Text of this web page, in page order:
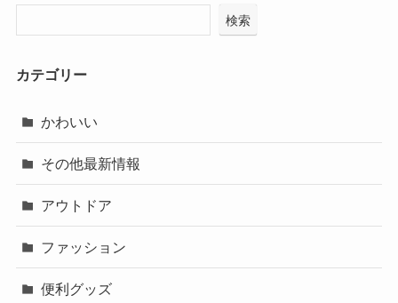
検索
カテゴリー
かわいい
その他最新情報
アウトドア
ファッション
便利グッズ